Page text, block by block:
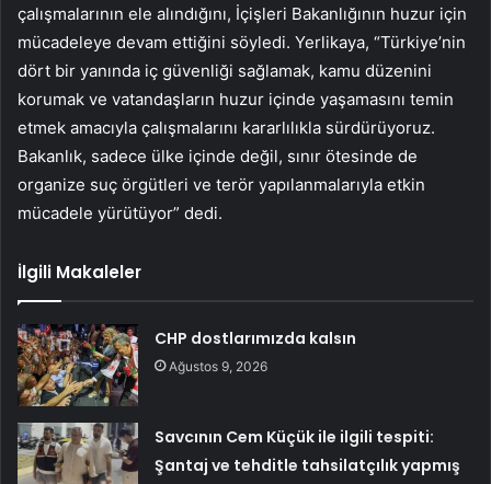
çalışmalarının ele alındığını, İçişleri Bakanlığının huzur için
mücadeleye devam ettiğini söyledi. Yerlikaya, “Türkiye’nin
dört bir yanında iç güvenliği sağlamak, kamu düzenini
korumak ve vatandaşların huzur içinde yaşamasını temin
etmek amacıyla çalışmalarını kararlılıkla sürdürüyoruz.
Bakanlık, sadece ülke içinde değil, sınır ötesinde de
organize suç örgütleri ve terör yapılanmalarıyla etkin
mücadele yürütüyor” dedi.
İlgili Makaleler
CHP dostlarımızda kalsın
Ağustos 9, 2026
Savcının Cem Küçük ile ilgili tespiti:
Şantaj ve tehditle tahsilatçılık yapmış